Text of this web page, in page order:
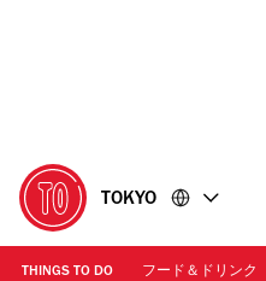
に
移
動
移
動
TOKYO
THINGS TO DO フード＆ドリンク